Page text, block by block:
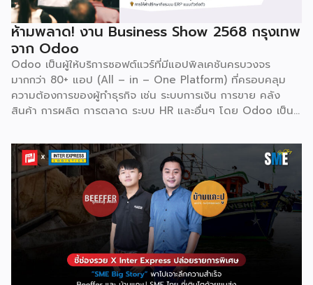
ห้ามพลาด! งาน Business Show 2568 กรุงเทพ
จาก Odoo
Odoo เป็นผู้ให้บริการซอฟต์แวร์ที่มีแอปพิลเคชันครบวงจร
มากกว่า 80+ แอป (All – in – One Platform) ที่ครอบคลุม
ความต้องการของผู้ทำธุรกิจ เช่น ระบบการเงิน การขาย คลัง
สินค้า การผลิต การตลาด ระบบ HR และอื่นๆ โดย Odoo เป็นผู้
เบลเยี่ยมให้บริการใน 19 แห่งทั่วโลก รวมถึงสหรัฐอเมริกา ฮ่องกง
อินโดนีเซีย และดูไบ ปัจจุบัน Odoo ให้บริการผู้ใช้งานในไทย
มากกว่า 4 แสนราย และมีผู้ใช้งานมากกว่า 6 ล้านคนทั่วเอเชีย ปีนี้
Odoo กลับมาจัดงาน Business Roadshow 2568 ภายใต้
Concept พลิกธุรกิจให้กำไร ต่อยอดธุรกิจของคุณด้วย
ซอฟต์แวร์ ERP ที่มาปลดล็อกทุกธุรกิจในประเทศไทยผ่านการนำ
เทคโนโลยีใหม่สุดล้ำ ยกระดับองค์กรของคุณไปสู่ระบบดิจิทัล
พร้อมกับโอกาสที่จะได้เข้ามาเป็นพาร์ทเนอร์ระดับมืออาชีพร่วมกับ